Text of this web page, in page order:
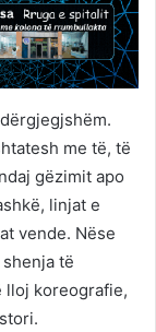
me të, të
gëzimit apo
linjat e
vende. Nëse
të
lloj koreografie,